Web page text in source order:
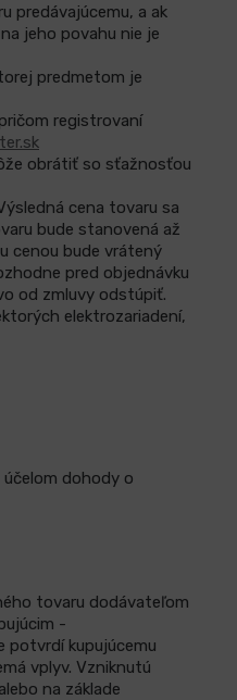
predávajúcemu, a ak
jeho povahu nie je
predmetom je
registrovaní
obrátiť so sťažnosťou
cena tovaru sa
bude stanovená až
cenou bude vrátený
pred objednávku
od zmluvy odstúpiť.
elektrozariadení,
dohody o
tovaru dodávateľom
-
potvrdí kupujúcemu
vplyv. Vzniknutú
na základe